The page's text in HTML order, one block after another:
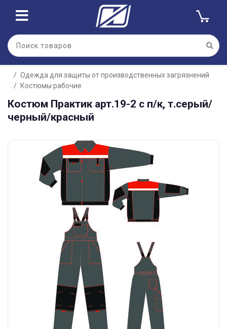
Одежда для защиты от производственных загрязнений
Костюмы рабочие
Костюм Практик арт.19-2 с п/к, т.серый/
черный/красный